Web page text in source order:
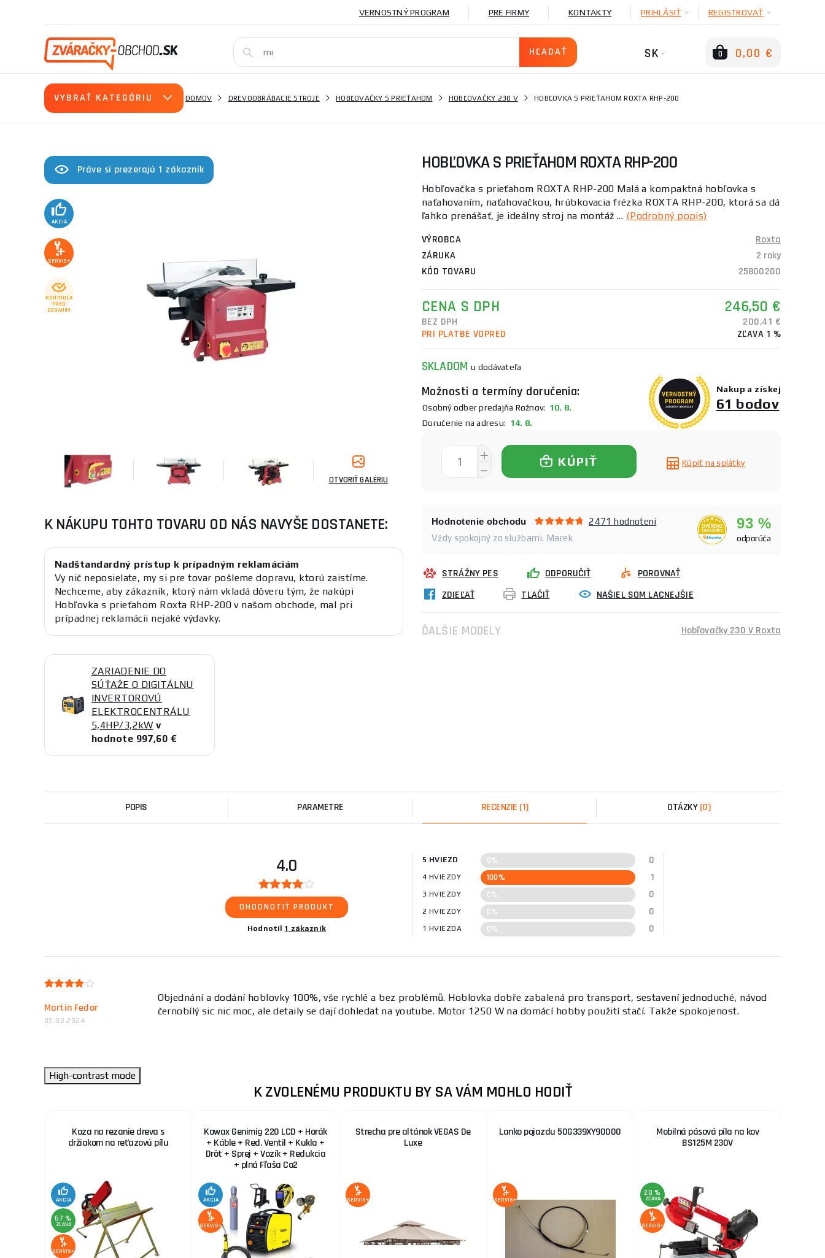
VERNOSTNÝ PROGRAM PRE FIRMY KONTAKTY PRIHLÁSIŤ REGISTROVAŤ
SK 0 0,00 €
VYBRAŤ KATEGÓRIU DOMOV DREVOOBRÁBACIE STROJE HOBĽOVAČKY S PRIEŤAHOM HOBĽOVAČKY 230 V HOBĽOVKA S PRIEŤAHOM ROXTA RHP-200
Práve si prezerajú 1 zákazník
AKCIA
SERVIS+
KONTROLA
PRED
DODANÍM
OTVORIŤ GALÉRIU
K NÁKUPU TOHTO TOVARU OD NÁS NAVYŠE DOSTANETE:
Nadštandardný prístup k prípadným reklamáciám
Vy nič neposielate, my si pre tovar pošleme dopravu, ktorú zaistíme.
Nechceme, aby zákazník, ktorý nám vkladá dôveru tým, že nakúpi
Hobľovka s prieťahom Roxta RHP-200 v našom obchode, mal pri
prípadnej reklamácii nejaké výdavky.
ZARIADENIE DO
SÚŤAŽE O DIGITÁLNU
INVERTOROVÚ
ELEKTROCENTRÁLU
5,4HP/3,2kW v
hodnote 997,60 €
HOBĽOVKA S PRIEŤAHOM ROXTA RHP-200
Hobľovačka s prieťahom ROXTA RHP-200 Malá a kompaktná hobľovka s
naťahovaním, naťahovačkou, hrúbkovacia frézka ROXTA RHP-200, ktorá sa dá
ľahko prenášať, je ideálny stroj na montáž ... (Podrobný popis)
VÝROBCA
Roxta
ZÁRUKA
2 roky
KÓD TOVARU
25800200
CENA S DPH 246,50 €
BEZ DPH
200,41 €
PRI PLATBE VOPRED
ZĽAVA 1 %
SKLADOMu dodávateľa
Možnosti a termíny doručenia:
Osobný odber predajňa Rožnov: 10. 8.
Doručenie na adresu: 14. 8.
Nakup a získej
61 bodov
KÚPIŤ Kúpiť na splátky
Hodnotenie obchodu
2471 hodnotení
Vždy spokojný zo službami. Marek
93 %
odporúča
STRÁŽNY PES ODPORUČIŤ
POROVNAŤ
ZDIEĽAŤ
TLAČIŤ NAŠIEL SOM LACNEJŠIE
ĎALŠIE MODELY Hobľovačky 230 V Roxta
POPIS PARAMETRE RECENZIE (1) OTÁZKY (0)
4.0
OHODNOTIŤ PRODUKT
Hodnotil 1 zákazník
5 HVIEZD 0% 0
4 HVIEZDY 100% 1
3 HVIEZDY 0% 0
2 HVIEZDY 0% 0
1 HVIEZDA 0% 0
Martin Fedor
05.02.2024
Objednání a dodání hoblovky 100%, vše rychlé a bez problémů. Hoblovka dobře zabalená pro transport, sestavení jednoduché, návod
černobílý sic nic moc, ale detaily se dají dohledat na youtube. Motor 1250 W na domácí hobby použití stačí. Takže spokojenost.
High-contrast mode
K ZVOLENÉMU PRODUKTU BY SA VÁM MOHLO HODIŤ
Koza na rezanie dreva s
držiakom na reťazovú pílu
AKCIA
67 %
ZĽAVA
SERVIS+
Kowax Genimig 220 LCD + Horák
+ Káble + Red. Ventil + Kukla +
Drôt + Sprej + Vozík + Redukcia
+ plná Fľaša Co2
AKCIA
SERVIS+
Strecha pre altánok VEGAS De
Luxe
SERVIS+
Lanko pojazdu 50G339XY90000
SERVIS+
Mobilná pásová píla na kov
BS125M 230V
20 %
ZĽAVA
SERVIS+